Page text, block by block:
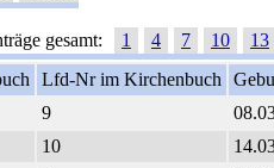
gesamt: 1 4 7 10 13
Lfd-Nr im Kirchenbuch
9
10